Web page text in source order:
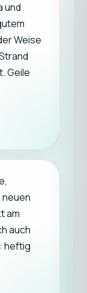
und
Weise
Geile
neuen
am
auch
heftig